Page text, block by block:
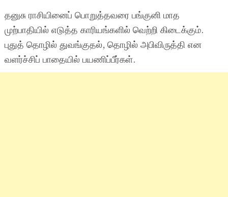
தனுசு ராசியினைப் பொறுத்தவரை பங்குனி மாத
முற்பாதியில் எடுத்த காரியங்களில் வெற்றி கிடைக்கும்.
புதுத் தொழில் துவங்குதல், தொழில் அபிவிருத்தி என
வளர்ச்சிப் பாதையில் பயணிப்பீர்கள்.